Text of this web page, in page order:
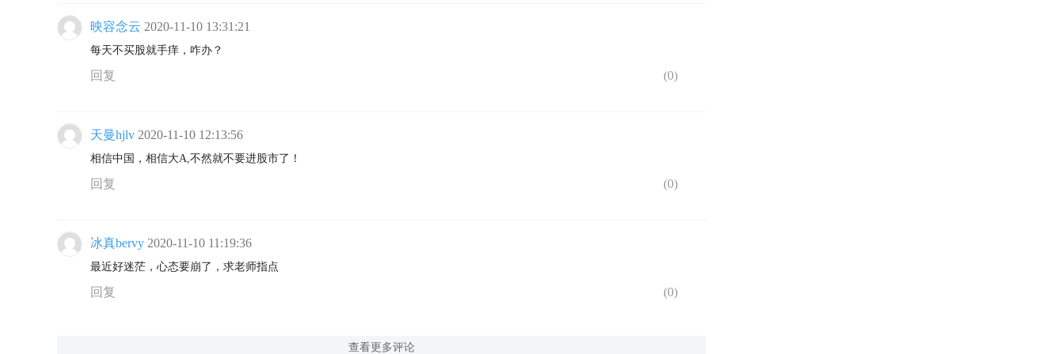
映容念云 2020-11-10 13:31:21
每天不买股就手痒，咋办？
回复 (0)
天曼hjlv 2020-11-10 12:13:56
相信中国，相信大A,不然就不要进股市了！
回复 (0)
冰真bervy 2020-11-10 11:19:36
最近好迷茫，心态要崩了，求老师指点
回复 (0)
查看更多评论